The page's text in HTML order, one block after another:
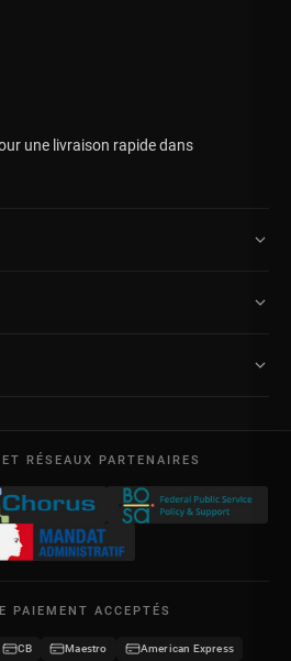
une livraison rapide dans
Liège
RÉSEAUX PARTENAIRES
PAIEMENT ACCEPTÉS
CB Maestro American Express